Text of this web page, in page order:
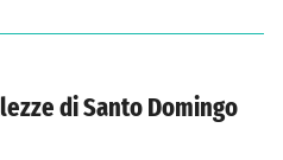
di Santo Domingo